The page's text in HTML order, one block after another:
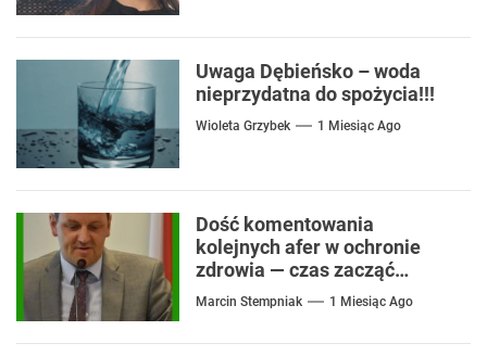
Uwaga Dębieńsko – woda
nieprzydatna do spożycia!!!
Wioleta Grzybek 1 Miesiąc Ago
Dość komentowania
kolejnych afer w ochronie
zdrowia — czas zacząć
mówić o rozwiązaniach
Marcin Stempniak 1 Miesiąc Ago